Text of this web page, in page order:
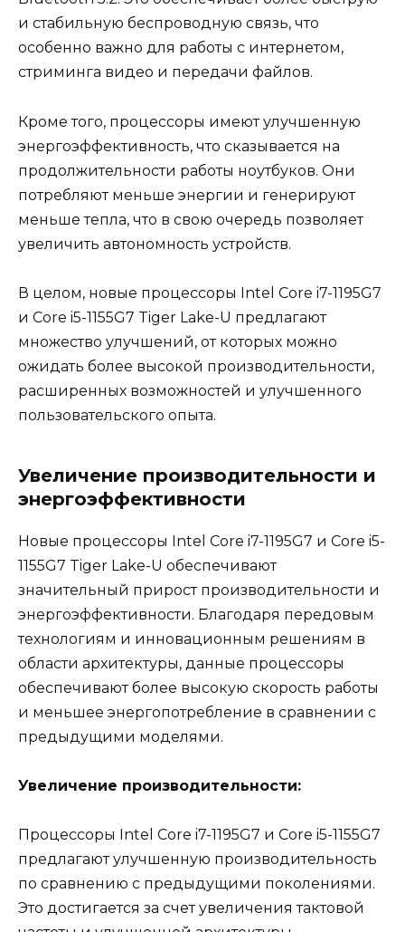
и стабильную беспроводную связь, что
особенно важно для работы с интернетом,
стриминга видео и передачи файлов.
Кроме того, процессоры имеют улучшенную
энергоэффективность, что сказывается на
продолжительности работы ноутбуков. Они
потребляют меньше энергии и генерируют
меньше тепла, что в свою очередь позволяет
увеличить автономность устройств.
В целом, новые процессоры Intel Core i7-1195G7
и Core i5-1155G7 Tiger Lake-U предлагают
множество улучшений, от которых можно
ожидать более высокой производительности,
расширенных возможностей и улучшенного
пользовательского опыта.
Увеличение производительности и
энергоэффективности
Новые процессоры Intel Core i7-1195G7 и Core i5-
1155G7 Tiger Lake-U обеспечивают
значительный прирост производительности и
энергоэффективности. Благодаря передовым
технологиям и инновационным решениям в
области архитектуры, данные процессоры
обеспечивают более высокую скорость работы
и меньшее энергопотребление в сравнении с
предыдущими моделями.
Увеличение производительности:
Процессоры Intel Core i7-1195G7 и Core i5-1155G7
предлагают улучшенную производительность
по сравнению с предыдущими поколениями.
Это достигается за счет увеличения тактовой